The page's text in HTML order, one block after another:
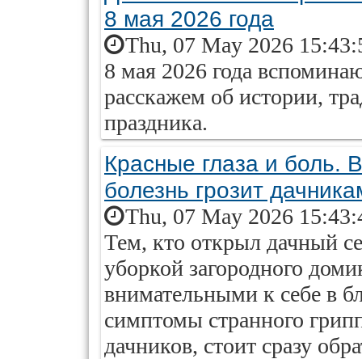
8 мая 2026 года
Thu, 07 May 2026
8 мая 2026 года
расскажем об истории,
праздника.
Красные глаза и боль.
болезнь грозит
Thu, 07 May 2026
Тем, кто открыл дачный
уборкой загородного
внимательными к себе в
симптомы странного
дачников, стоит сразу